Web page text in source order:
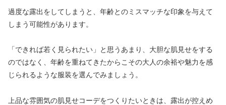
過度な露出をしてしまうと、年齢とのミスマッチな印象を与えて
しまう可能性があります。
「できれば若く見られたい」と思うあまり、大胆な肌見せをする
のではなく、年齢を重ねてきたからこその大人の余裕や魅力を感
じられるような服装を選んでみましょう。
上品な雰囲気の肌見せコーデをつくりたいときは、露出が控えめ